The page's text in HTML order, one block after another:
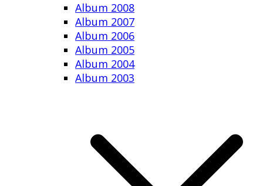
Album 2008
Album 2007
Album 2006
Album 2005
Album 2004
Album 2003